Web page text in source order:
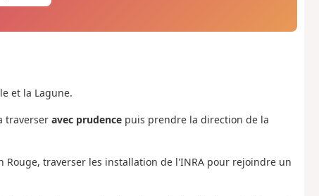
et la Lagune.
traverser avec prudencepuis prendre la direction de la
traverser les installation de l'INRA pour rejoindre un